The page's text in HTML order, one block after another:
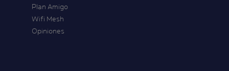
Plan Amigo
Wifi Mesh
Opiniones